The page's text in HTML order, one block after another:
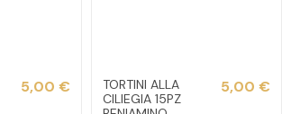
5,00 €
TORTINI ALLA
CILIEGIA 15PZ
5,00 €